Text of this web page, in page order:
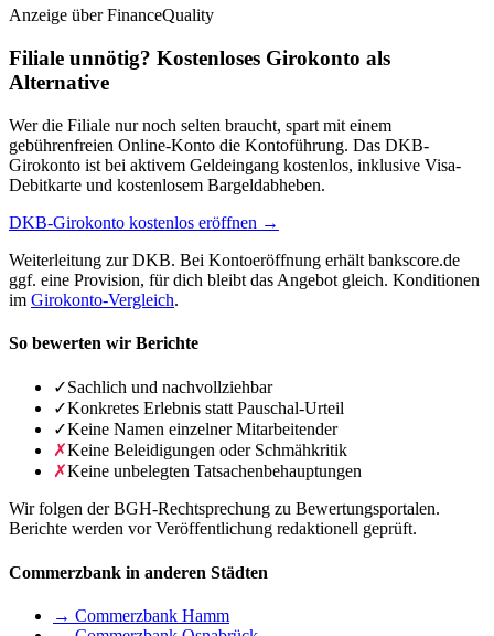
Anzeige über FinanceQuality
Filiale unnötig? Kostenloses Girokonto als
Alternative
Wer die Filiale nur noch selten braucht, spart mit einem
gebührenfreien Online-Konto die Kontoführung. Das DKB-
Girokonto ist bei aktivem Geldeingang kostenlos, inklusive Visa-
Debitkarte und kostenlosem Bargeldabheben.
DKB-Girokonto kostenlos eröffnen →
Weiterleitung zur DKB. Bei Kontoeröffnung erhält bankscore.de
ggf. eine Provision, für dich bleibt das Angebot gleich. Konditionen
im Girokonto-Vergleich.
So bewerten wir Berichte
✓Sachlich und nachvollziehbar
✓Konkretes Erlebnis statt Pauschal-Urteil
✓Keine Namen einzelner Mitarbeitender
✗Keine Beleidigungen oder Schmähkritik
✗Keine unbelegten Tatsachenbehauptungen
Wir folgen der BGH-Rechtsprechung zu Bewertungsportalen.
Berichte werden vor Veröffentlichung redaktionell geprüft.
Commerzbank in anderen Städten
→ Commerzbank Hamm